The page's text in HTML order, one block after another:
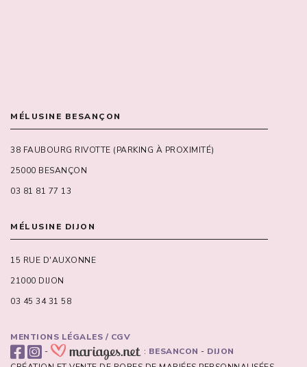
MÉLUSINE BESANÇON
38 FAUBOURG RIVOTTE (PARKING À PROXIMITÉ)
25000 BESANÇON
03 81 81 77 13
MÉLUSINE DIJON
15 RUE D'AUXONNE
21000 DIJON
03 45 34 31 58
MENTIONS LÉGALES / CGV
-
: BESANCON - DIJON